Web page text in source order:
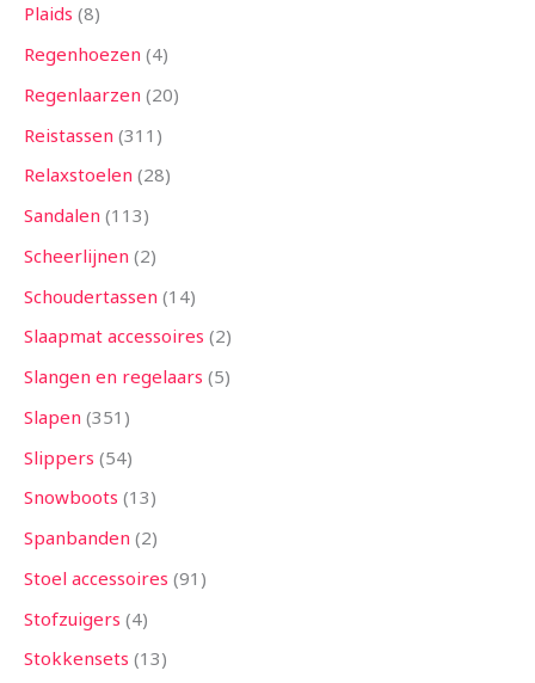
Plaids 8
Regenhoezen 4
Regenlaarzen 20
Reistassen 311
Relaxstoelen 28
Sandalen 113
Scheerlijnen 2
Schoudertassen 14
Slaapmat accessoires 2
Slangen en regelaars 5
Slapen 351
Slippers 54
Snowboots 13
Spanbanden 2
Stoel accessoires 91
Stofzuigers 4
Stokkensets 13